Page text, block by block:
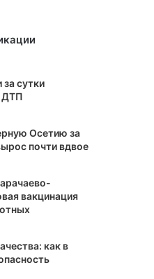
сутки
ДТП
Осетию за
почти вдвое
вакцинация
как в